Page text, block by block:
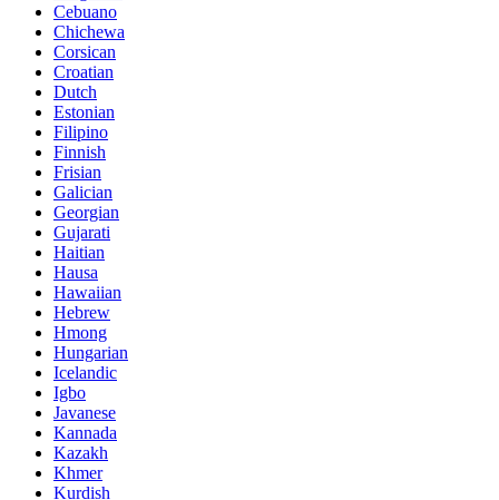
Cebuano
Chichewa
Corsican
Croatian
Dutch
Estonian
Filipino
Finnish
Frisian
Galician
Georgian
Gujarati
Haitian
Hausa
Hawaiian
Hebrew
Hmong
Hungarian
Icelandic
Igbo
Javanese
Kannada
Kazakh
Khmer
Kurdish